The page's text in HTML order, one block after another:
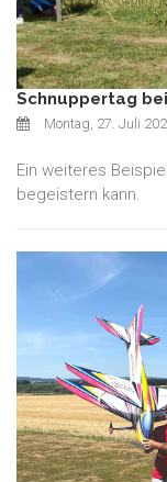
Schnuppertag
Montag, 27. Juli
Ein weiteres
begeistern kann.